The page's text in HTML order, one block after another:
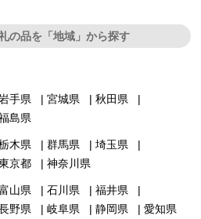
の品を「地域」から探す
手県 宮城県
秋田県
島県
木県 群馬県
埼玉県
京都 神奈川県
山県 石川県
福井県
野県 岐阜県 静岡県 愛知県